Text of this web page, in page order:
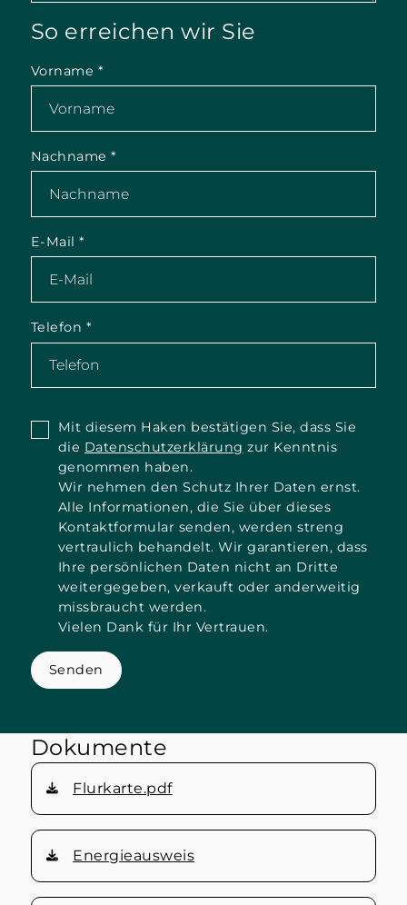
So erreichen wir Sie
Vorname *
Nachname*
E-Mail*
Telefon *
Mit diesem Haken bestätigen Sie, dass Sie
die Datenschutzerklärung zur Kenntnis
genommen haben.
Wir nehmen den Schutz Ihrer Daten ernst.
Alle Informationen, die Sie über dieses
Kontaktformular senden, werden streng
vertraulich behandelt. Wir garantieren, dass
Ihre persönlichen Daten nicht an Dritte
weitergegeben, verkauft oder anderweitig
missbraucht werden.
Vielen Dank für Ihr Vertrauen.
Senden
Dokumente
Flurkarte.pdf
Energieausweis